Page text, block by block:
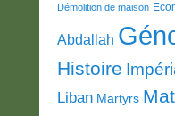
Démolition de maison
Abdallah
Histoire
Liban Martyrs